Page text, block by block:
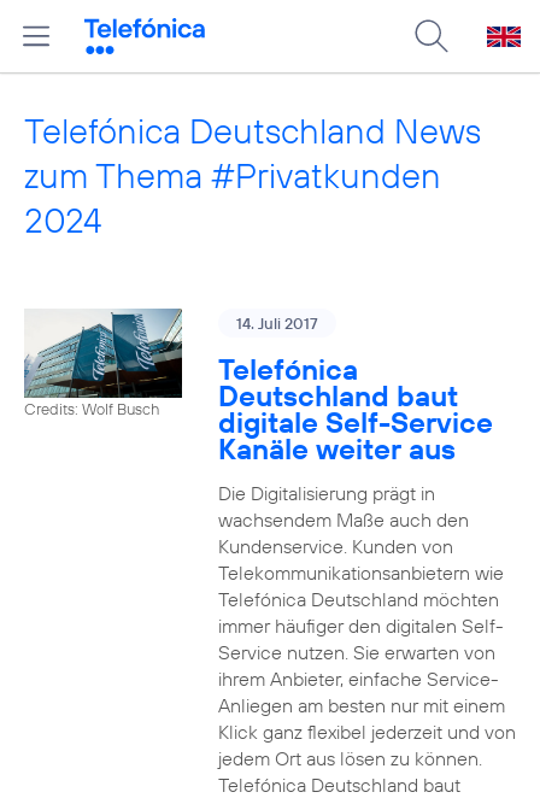
Telefónica Deutschland News
zum Thema #Privatkunden
2024
Credits: Wolf Busch
14. Juli 2017
Telefónica
Deutschland baut
digitale Self-Service
Kanäle weiter aus
Die Digitalisierung prägt in
wachsendem Maße auch den
Kundenservice. Kunden von
Telekommunikationsanbietern wie
Telefónica Deutschland möchten
immer häufiger den digitalen Self-
Service nutzen. Sie erwarten von
ihrem Anbieter, einfache Service-
Anliegen am besten nur mit einem
Klick ganz flexibel jederzeit und von
jedem Ort aus lösen zu können.
Telefónica Deutschland baut